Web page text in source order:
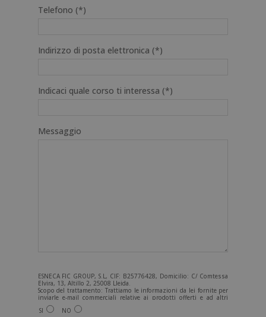
Telefono (*)
Indirizzo di posta elettronica (*)
Indicaci quale corso ti interessa (*)
Messaggio
ESNECA FIC GROUP, S.L, CIF: B25776428, Domicilio: C/ Comtessa
Elvira, 13, Altillo 2, 25008 Lleida.
Scopo del trattamento: Trattiamo le informazioni da lei fornite per
inviarle e-mail commerciali relative ai prodotti offerti e ad altri
prodotti che potrebbero interessarla. Legittimazione del
trattamento: Consenso dell'interessato. Diritti: Può esercitare i
SI NO